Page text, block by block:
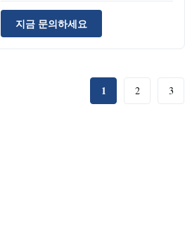
engine performance. Product Specifications
Product Name Fuel Injector Part Number
5234970 Brand Name JIAJUE Model S50
지금 문의하세요
1 2 3